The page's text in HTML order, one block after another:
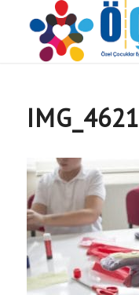
IMG_4621